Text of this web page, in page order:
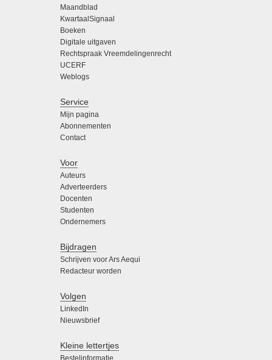
Maandblad
KwartaalSignaal
Boeken
Digitale uitgaven
Rechtspraak Vreemdelingenrecht
UCERF
Weblogs
Service
Mijn pagina
Abonnementen
Contact
Voor
Auteurs
Adverteerders
Docenten
Studenten
Ondernemers
Bijdragen
Schrijven voor Ars Aequi
Redacteur worden
Volgen
LinkedIn
Nieuwsbrief
Kleine lettertjes
Bestelinformatie